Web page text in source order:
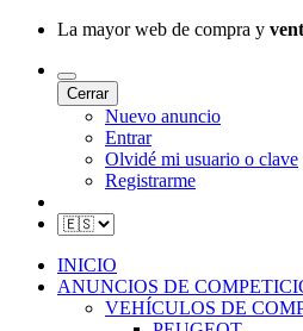
La mayor web de compra y
Cerrar
Nuevo anuncio
Entrar
Olvidé mi usuario o clave
Registrarme
INICIO
ANUNCIOS DE
VEHÍCULOS DE